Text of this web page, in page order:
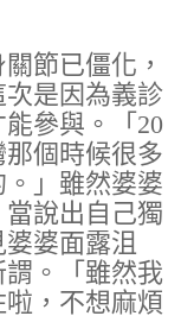
節已僵化，
是因為義診
參與。「20
個時候很多
」雖然婆婆
說出自己獨
婆面露沮
。「雖然我
，不想麻煩